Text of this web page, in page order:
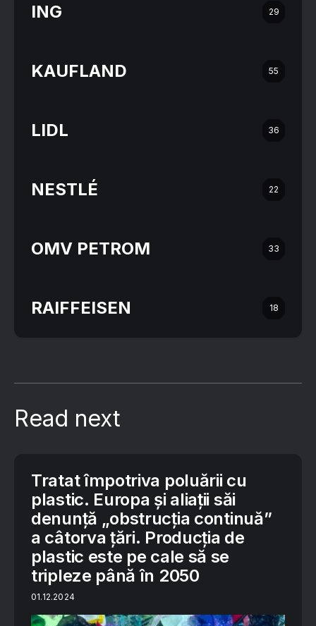
ING 29
KAUFLAND 55
LIDL 36
NESTLÉ 22
OMV PETROM 33
RAIFFEISEN 18
Read next
Tratat împotriva poluării cu
plastic. Europa şi aliaţii săi
denunţă „obstrucţia continuă”
a câtorva ţări. Producția de
plastic este pe cale să se
tripleze până în 2050
01.12.2024